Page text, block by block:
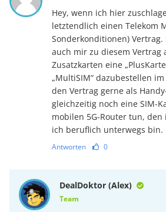
Hey, wenn ich hier
letztendlich einen Telekom
Sonderkonditionen)
auch mir zu diesem Vertrag
Zusatzkarten eine
„MultiSIM“ dazubestellen
den Vertrag gerne als
gleichzeitig noch eine SIM-
mobilen 5G-Router tun,
ich beruflich unterwegs bin.
Antworten 0
DealDoktor (Alex)
Team